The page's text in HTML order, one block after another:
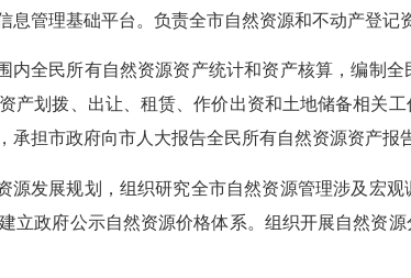
管理基础平台。负责全市自然资源和不动产登记
民所有自然资源资产统计和资产核算，编制全
产划拨、出让、租赁、作价出资和土地储备相关
担市政府向市人大报告全民所有自然资源资产报
发展规划，组织研究全市自然资源管理涉及宏观
立政府公示自然资源价格体系。组织开展自然资